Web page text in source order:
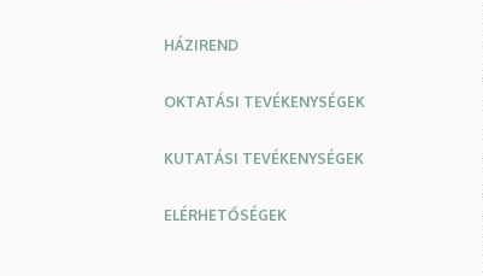
HÁZIREND
OKTATÁSI TEVÉKENYSÉGEK
KUTATÁSI TEVÉKENYSÉGEK
ELÉRHETŐSÉGEK